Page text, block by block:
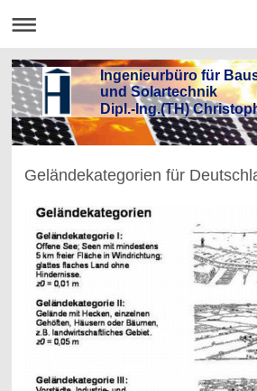
Ingenieurbüro für
und Solartechnik
Dipl.-Ing.(TH)
Geländekategorien für